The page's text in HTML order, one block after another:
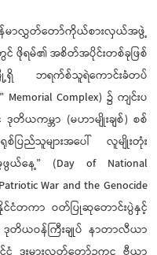
ြန်မာလွှတ်တော်ကိုယ်စားလှယ်အဖွဲ့
ဖိုရမ်၏ အစိတ်အပိုင်းတစ်ခုဖြစ်
ဘရက်စ်သူရဲကောင်းခံတပ်
Complex) ၌ ကျင်းပ
ယကမ္ဘာ (မဟာမျိုးချစ်) စစ်
ြည်သူများအပေါ် လူမျိုးတုံး
ယ်နေ့” (Day of National
War and the Genocide
င်ငံတကာ ဝတ်ပြုဆုတောင်းပွဲနှင့်
ဒုတိယဝန်ကြီးချုပ် နာတာလီယာ